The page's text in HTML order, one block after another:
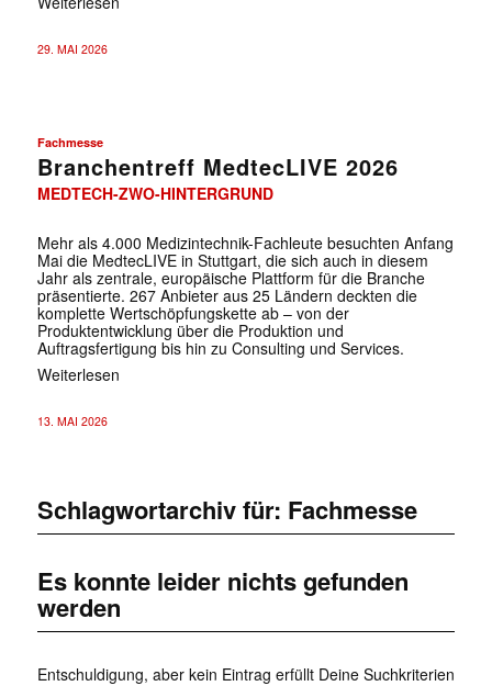
29. MAI 2026
Fachmesse
Branchentreff MedtecLIVE 2026
MEDTECH-ZWO-HINTERGRUND
Mehr als 4.000 Medizintechnik-Fachleute besuchten Anfang
Mai die MedtecLIVE in Stuttgart, die sich auch in diesem
Jahr als zentrale, europäische Plattform für die Branche
präsentierte. 267 Anbieter aus 25 Ländern deckten die
komplette Wertschöpfungskette ab – von der
Produktentwicklung über die Produktion und
Auftragsfertigung bis hin zu Consulting und Services.
Weiterlesen
13. MAI 2026
Schlagwortarchiv für: Fachmesse
Es konnte leider nichts gefunden
werden
Entschuldigung, aber kein Eintrag erfüllt Deine Suchkriterien